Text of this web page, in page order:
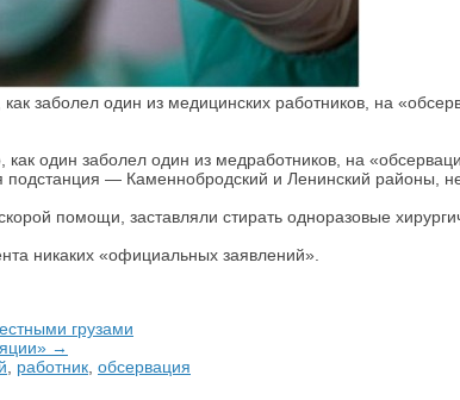
заболел один из медицинских работников, на
как один заболел один из медработников, на
— Каменнобродский и Ленинский районы,
помощи, заставляли стирать одноразовые
никаких «официальных заявлений».
грузами
→
работник обсервация